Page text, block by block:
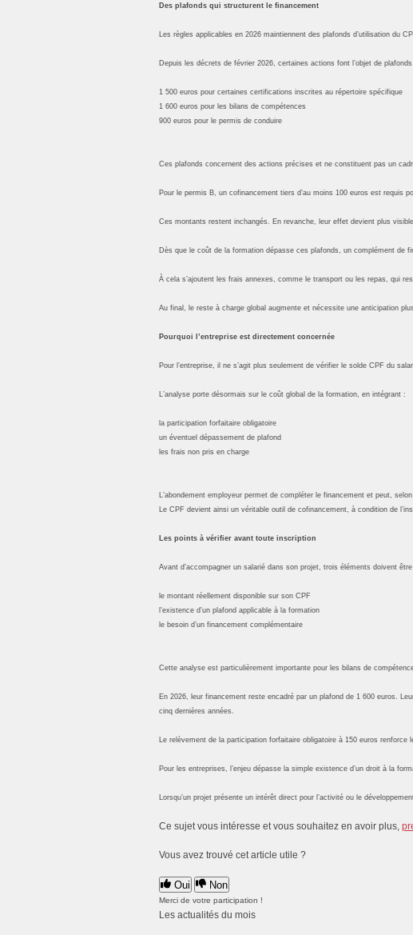
Des plafonds qui structurent le financement
Les règles applicables en 2026 maintiennent des plafonds d’utilisation du
Depuis les décrets de février 2026, certaines actions font l’objet de
1 500 euros pour certaines certifications inscrites au répertoire spécifique
1 600 euros pour les bilans de compétences
900 euros pour le permis de conduire
Ces plafonds concernent des actions précises et ne constituent pas un
Pour le permis B, un cofinancement tiers d’au moins 100 euros est requis
Ces montants restent inchangés. En revanche, leur effet devient plus
Dès que le coût de la formation dépasse ces plafonds, un complément de
À cela s’ajoutent les frais annexes, comme le transport ou les repas, qui
Au final, le reste à charge global augmente et nécessite une anticipation
Pourquoi l’entreprise est directement concernée
Pour l’entreprise, il ne s’agit plus seulement de vérifier le solde CPF du
L’analyse porte désormais sur le coût global de la formation, en intégrant :
la participation forfaitaire obligatoire
un éventuel dépassement de plafond
les frais non pris en charge
L’abondement employeur permet de compléter le financement et peut,
Le CPF devient ainsi un véritable outil de cofinancement, à condition de
Les points à vérifier avant toute inscription
Avant d’accompagner un salarié dans son projet, trois éléments doivent
le montant réellement disponible sur son CPF
l’existence d’un plafond applicable à la formation
le besoin d’un financement complémentaire
Cette analyse est particulièrement importante pour les bilans de
En 2026, leur financement reste encadré par un plafond de 1 600 euros.
cinq dernières années.
Le relèvement de la participation forfaitaire obligatoire à 150 euros
Pour les entreprises, l’enjeu dépasse la simple existence d’un droit à la
Lorsqu’un projet présente un intérêt direct pour l’activité ou le
Ce sujet vous intéresse et vous souhaitez en avoir plus,
Vous avez trouvé cet article utile ?
Oui Non
Merci de votre participation !
Les actualités du mois